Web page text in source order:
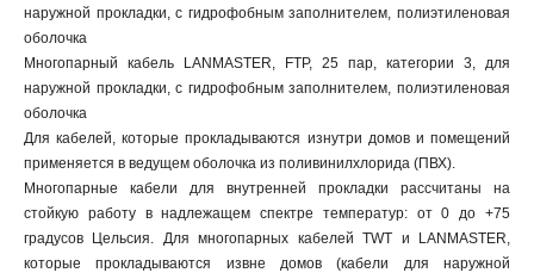
наружной прокладки, с гидрофобным заполнителем, полиэтиленовая
оболочка
Многопарный кабель LANMASTER, FTP, 25 пар, категории 3, для
наружной прокладки, с гидрофобным заполнителем, полиэтиленовая
оболочка
Для кабелей, которые прокладываются изнутри домов и помещений
применяется в ведущем оболочка из поливинилхлорида (ПВХ).
Многопарные кабели для внутренней прокладки рассчитаны на
стойкую работу в надлежащем спектре температур: от 0 до +75
градусов Цельсия. Для многопарных кабелей TWT и LANMASTER,
которые прокладываются извне домов (кабели для наружной